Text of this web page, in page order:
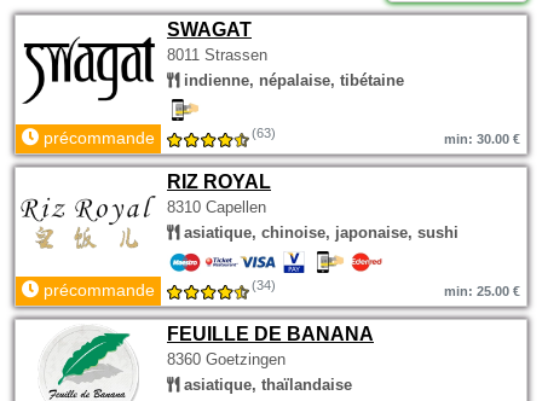
SWAGAT
8011 Strassen
indienne, népalaise, tibétaine
précommande (63) min: 30.00 €
RIZ ROYAL
8310 Capellen
asiatique, chinoise, japonaise, sushi
précommande (34) min: 25.00 €
FEUILLE DE BANANA
8360 Goetzingen
asiatique, thaïlandaise